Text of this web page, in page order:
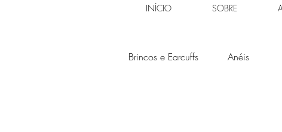
INÍCIO SOBRE
Brincos e Earcuffs Anéis